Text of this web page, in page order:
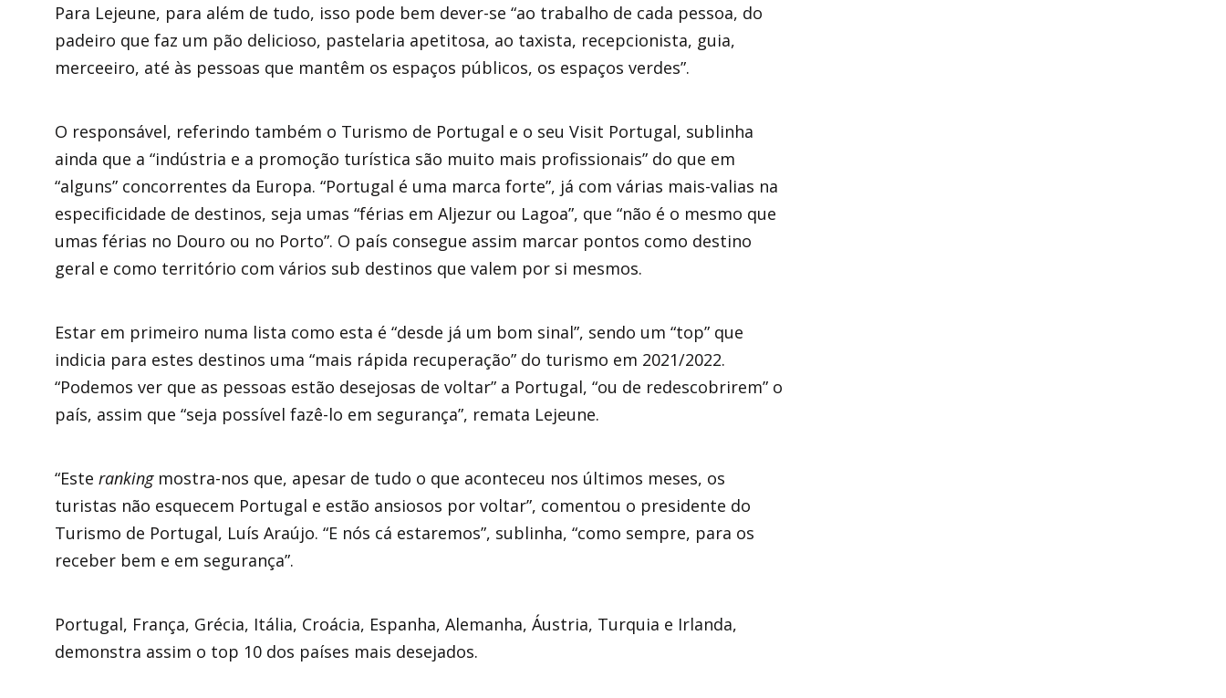
Para Lejeune, para além de tudo, isso pode bem dever-se “ao trabalho de cada pessoa, do
padeiro que faz um pão delicioso, pastelaria apetitosa, ao taxista, recepcionista, guia,
merceeiro, até às pessoas que mantêm os espaços públicos, os espaços verdes”.
O responsável, referindo também o Turismo de Portugal e o seu Visit Portugal, sublinha
ainda que a “indústria e a promoção turística são muito mais profissionais” do que em
“alguns” concorrentes da Europa. “Portugal é uma marca forte”, já com várias mais-valias na
especificidade de destinos, seja umas “férias em Aljezur ou Lagoa”, que “não é o mesmo que
umas férias no Douro ou no Porto”. O país consegue assim marcar pontos como destino
geral e como território com vários sub destinos que valem por si mesmos.
Estar em primeiro numa lista como esta é “desde já um bom sinal”, sendo um “top” que
indicia para estes destinos uma “mais rápida recuperação” do turismo em 2021/2022.
“Podemos ver que as pessoas estão desejosas de voltar” a Portugal, “ou de redescobrirem” o
país, assim que “seja possível fazê-lo em segurança”, remata Lejeune.
“Este ranking mostra-nos que, apesar de tudo o que aconteceu nos últimos meses, os
turistas não esquecem Portugal e estão ansiosos por voltar”, comentou o presidente do
Turismo de Portugal, Luís Araújo. “E nós cá estaremos”, sublinha, “como sempre, para os
receber bem e em segurança”.
Portugal, França, Grécia, Itália, Croácia, Espanha, Alemanha, Áustria, Turquia e Irlanda,
demonstra assim o top 10 dos países mais desejados.